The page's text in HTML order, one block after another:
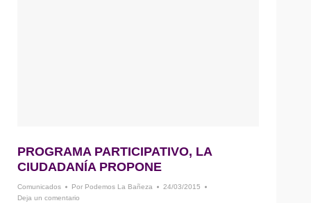
PROGRAMA PARTICIPATIVO, LA
CIUDADANÍA PROPONE
Comunicados Por Podemos La Bañeza
24/03/2015
Deja un comentario